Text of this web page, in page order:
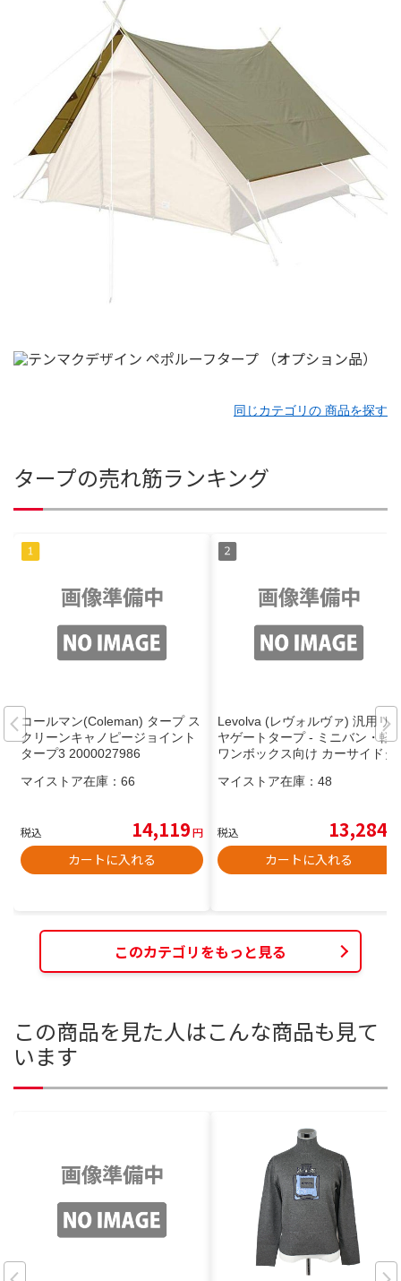
同じカテゴリの 商品を探す
タープの売れ筋ランキング
コールマン(Coleman) タープ ス
クリーンキャノピージョイント
タープ3 2000027986
マイストア在庫： 66
税込 14,119円
カートに入れる
Levolva (レヴォルヴァ) 汎用リ
ヤゲートタープ - ミニバン・軽
ワンボックス向け カーサイドタ
車中泊
マイストア在庫： 48
税込 13,284
カートに入れる
このカテゴリをもっと見る
この商品を見た人はこんな商品も見て
います